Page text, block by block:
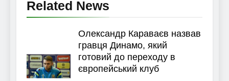
Related News
Олександр Караваєв назвав
гравця Динамо, який
готовий до переходу в
європейський клуб